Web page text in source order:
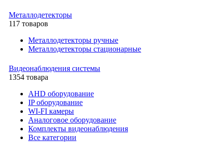
Металлодетекторы
117 товаров
Металлодетекторы ручные
Металлодетекторы стационарные
Видеонаблюдения cистемы
1354 товара
AHD оборудование
IP оборудование
WI-FI камеры
Аналоговое оборудование
Комплекты видеонаблюдения
Все категории